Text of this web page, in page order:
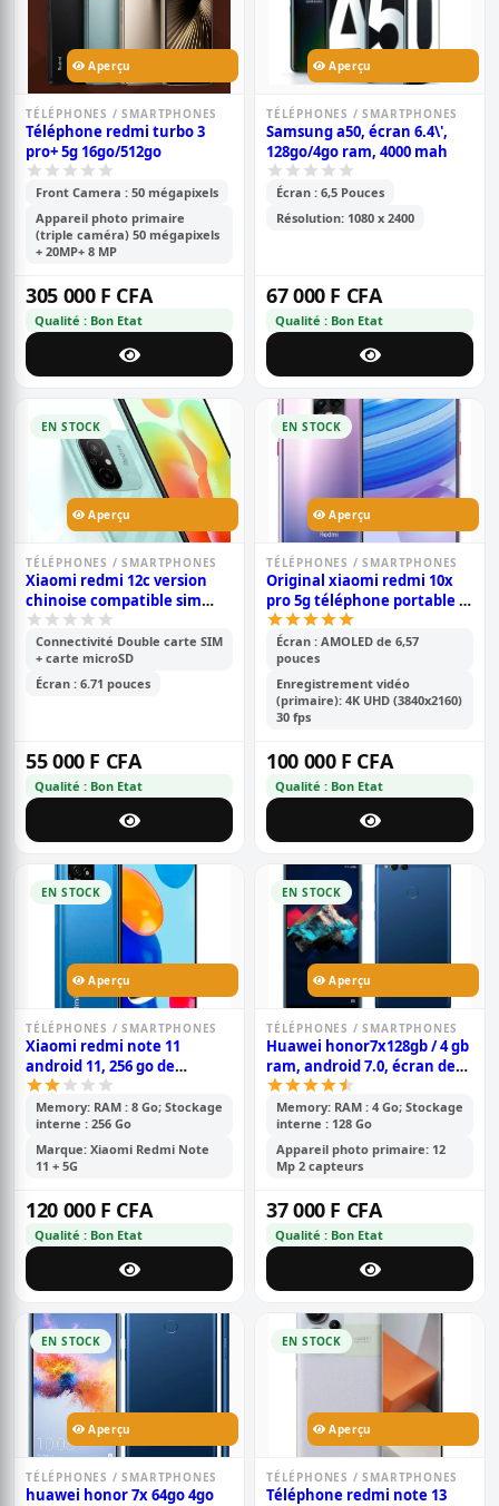
Aperçu
TÉLÉPHONES / SMARTPHONES
Téléphone redmi turbo 3
pro+ 5g 16go/512go
Front Camera : 50 mégapixels
Appareil photo primaire
(triple caméra) 50 mégapixels
+ 20MP+ 8 MP
305 000 F CFA
Qualité : Bon Etat
Aperçu
TÉLÉPHONES / SMARTPHONES
Samsung a50, écran 6.4\',
128go/4go ram, 4000 mah
Écran : 6,5 Pouces
Résolution: 1080 x 2400
67 000 F CFA
Qualité : Bon Etat
EN STOCK
Aperçu
TÉLÉPHONES / SMARTPHONES
Xiaomi redmi 12c version
chinoise compatible sim
cdma camtel - pouce- 6.71\' -
64go /4go ram - 2sim -
caméra- 50mp+0.8mp/5mp -
batterie-5000 mah - 6 mois
Connectivité Double carte SIM
+ carte microSD
Écran : 6.71 pouces
55 000 F CFA
Qualité : Bon Etat
EN STOCK
Aperçu
TÉLÉPHONES / SMARTPHONES
Original xiaomi redmi 10x
pro 5g téléphone portable |
8gb ram /256gb rom | mtk
820 octa core | 48mp ai quad
camera | 4520mah battery |
6.57 full screen | fingerprint
id
Écran : AMOLED de 6,57
pouces
Enregistrement vidéo
(primaire): 4K UHD (3840x2160)
30 fps
100 000 F CFA
Qualité : Bon Etat
EN STOCK
Aperçu
TÉLÉPHONES / SMARTPHONES
Xiaomi redmi note 11
android 11, 256 go de
stockage et 8 go de ram,
écran : 6,6 pouces tft lcd ips,
double caméra arrière de 50
mp + 8 mp, batterie de 5000
mah
Memory: RAM : 8 Go; Stockage
interne : 256 Go
Marque: Xiaomi Redmi Note
11 + 5G
120 000 F CFA
Qualité : Bon Etat
EN STOCK
Aperçu
TÉLÉPHONES / SMARTPHONES
Huawei honor7x128gb / 4 gb
ram, android 7.0, écran de
5,93 pouces, double caméra
arrière 16 mp + 2 mp, 3340
mah
Memory: RAM : 4 Go; Stockage
interne : 128 Go
Appareil photo primaire: 12
Mp 2 capteurs
37 000 F CFA
Qualité : Bon Etat
EN STOCK
Aperçu
TÉLÉPHONES / SMARTPHONES
huawei honor 7x 64go 4go
EN STOCK
Aperçu
TÉLÉPHONES / SMARTPHONES
Téléphone redmi note 13